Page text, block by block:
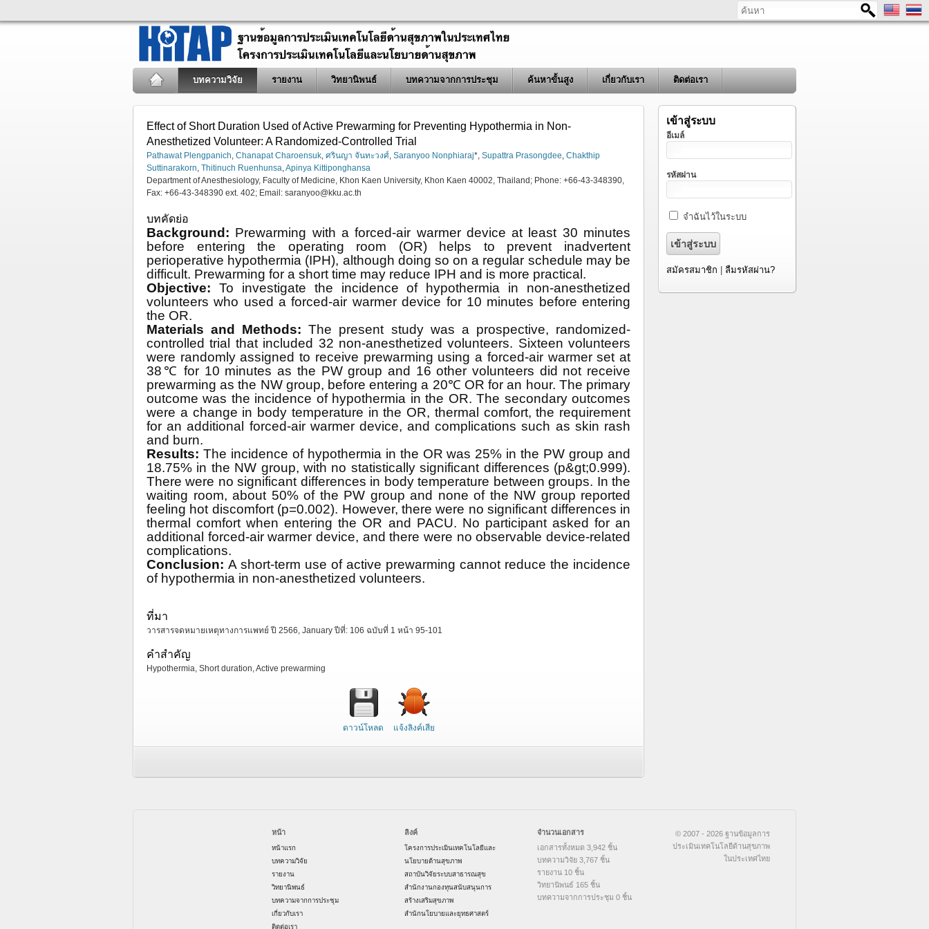
ค้นหา
บทความวิจัย รายงาน วิทยานิพนธ์ บทความจากการประชุม ค้นหาขั้นสูง เกี่ยวกับเรา ติดต่อเรา
Effect of Short Duration Used of Active Prewarming for Preventing Hypothermia in Non-
Anesthetized Volunteer: A Randomized-Controlled Trial
Pathawat Plengpanich, Chanapat Charoensuk, ศรินญา จันทะวงศ์, Saranyoo Nonphiaraj*, Supattra Prasongdee, Chakthip
Suttinarakorn, Thitinuch Ruenhunsa,Apinya Kittiponghansa
Department of Anesthesiology, Faculty of Medicine, Khon Kaen University, Khon Kaen 40002, Thailand; Phone: +66-43-348390,
Fax: +66-43-348390 ext. 402; Email: saranyoo@kku.ac.th
บทคัดย่อ
Background: Prewarming with a forced-air warmer device at least 30 minutes
before entering the operating room (OR) helps to prevent inadvertent
perioperative hypothermia (IPH), although doing so on a regular schedule may be
difficult. Prewarming for a short time may reduce IPH and is more practical.
Objective: To investigate the incidence of hypothermia in non-anesthetized
volunteers who used a forced-air warmer device for 10 minutes before entering
the OR.
Materials and Methods:The present study was a prospective, randomized-
controlled trial that included 32 non-anesthetized volunteers. Sixteen volunteers
were randomly assigned to receive prewarming using a forced-air warmer set at
38℃ for 10 minutes as the PW group and 16 other volunteers did not receive
prewarming as the NW group, before entering a 20℃ OR for an hour. The primary
outcome was the incidence of hypothermia in the OR. The secondary outcomes
were a change in body temperature in the OR, thermal comfort, the requirement
for an additional forced-air warmer device, and complications such as skin rash
and burn.
Results: The incidence of hypothermia in the OR was 25% in the PW group and
18.75% in the NW group, with no statistically significant differences (p&gt;0.999).
There were no significant differences in body temperature between groups. In the
waiting room, about 50% of the PW group and none of the NW group reported
feeling hot discomfort (p=0.002). However, there were no significant differences in
thermal comfort when entering the OR and PACU. No participant asked for an
additional forced-air warmer device, and there were no observable device-related
complications.
Conclusion: A short-term use of active prewarming cannot reduce the incidence
of hypothermia in non-anesthetized volunteers.
ที่มา
วารสารจดหมายเหตุทางการแพทย์ ปี 2566, January ปีที่: 106 ฉบับที่ 1 หน้า 95-101
คำสำคัญ
Hypothermia, Short duration, Active prewarming
ดาวน์โหลด แจ้งลิงค์เสีย
เข้าสู่ระบบ
อีเมล์
รหัสผ่าน
จำฉันไว้ในระบบ
สมัครสมาชิก ลืมรหัสผ่าน?
หน้า
หน้าแรก
บทความวิจัย
รายงาน
วิทยานิพนธ์
บทความจากการประชุม
เกี่ยวกับเรา
ติดต่อเรา
ลิงค์
โครงการประเมินเทคโนโลยีและ
นโยบายด้านสุขภาพ
สถาบันวิจัยระบบสาธารณสุข
สำนักงานกองทุนสนับสนุนการ
สร้างเสริมสุขภาพ
สำนักนโยบายและยุทธศาสตร์
จำนวนเอกสาร
เอกสารทั้งหมด 3,942 ชิ้น
บทความวิจัย 3,767 ชิ้น
รายงาน 10 ชิ้น
วิทยานิพนธ์ 165 ชิ้น
บทความจากการประชุม 0 ชิ้น
© 2007 - 2026 ฐานข้อมูลการ
ประเมินเทคโนโลยีด้านสุขภาพ
ในประเทศไทย